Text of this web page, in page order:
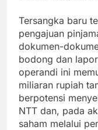
Tersangka baru
pengajuan
dokumen-
bodong dan
operandi ini
miliaran rupiah
berpotensi
NTT dan, pada
saham melalui